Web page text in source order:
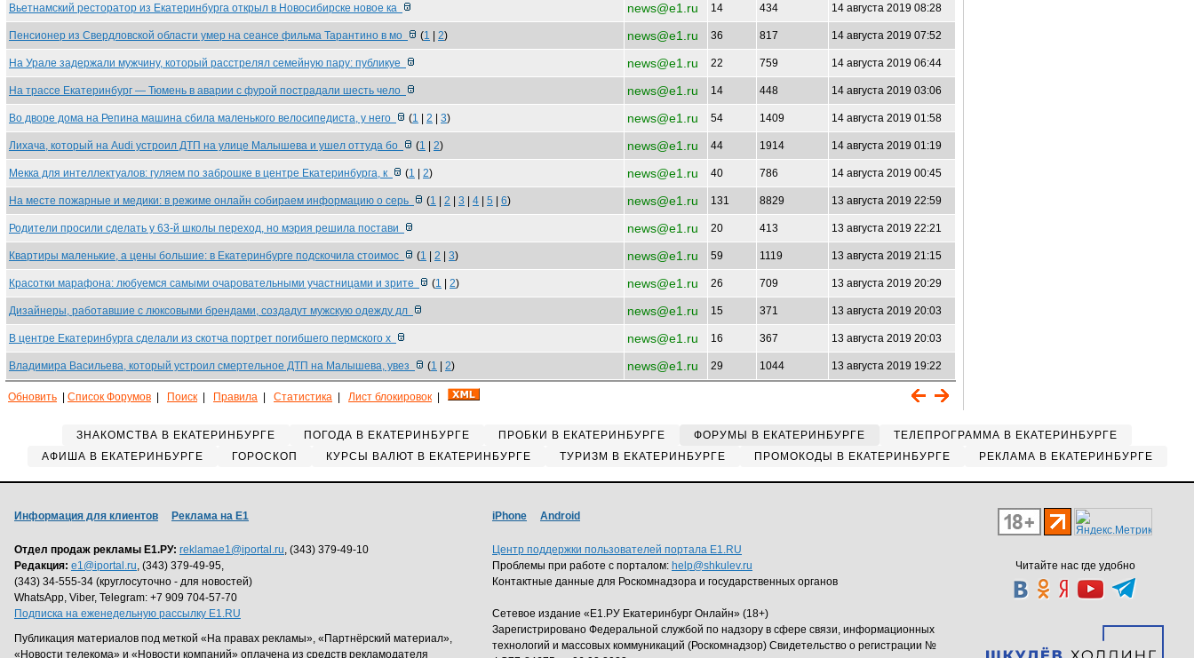
Вьетнамский ресторатор из Екатеринбурга открыл в Новосибирске новое ка news@e1.ru 14 434 14 августа 2019 08:28
Пенсионер из Свердловской области умер на сеансе фильма Тарантино в мо (1 2) news@e1.ru 36 817 14 августа 2019 07:52
На Урале задержали мужчину, который расстрелял семейную пару: публикуе news@e1.ru 22 759 14 августа 2019 06:44
На трассе Екатеринбург — Тюмень в аварии с фурой пострадали шесть чело news@e1.ru 14 448 14 августа 2019 03:06
Во дворе дома на Репина машина сбила маленького велосипедиста, у него (1 2 3) news@e1.ru 54 1409 14 августа 2019 01:58
Лихача, который на Audi устроил ДТП на улице Малышева и ушел оттуда бо (1 2) news@e1.ru 44 1914 14 августа 2019 01:19
Мекка для интеллектуалов: гуляем по заброшке в центре Екатеринбурга, к (1 2) news@e1.ru 40 786 14 августа 2019 00:45
На месте пожарные и медики: в режиме онлайн собираем информацию о серь (1 2 3 4 5 6) news@e1.ru 131 8829 13 августа 2019 22:59
Родители просили сделать у 63-й школы переход, но мэрия решила постави news@e1.ru 20 413 13 августа 2019 22:21
Квартиры маленькие, а цены большие: в Екатеринбурге подскочила стоимос (1 2 3) news@e1.ru 59 1119 13 августа 2019 21:15
Красотки марафона: любуемся самыми очаровательными участницами и зрите (1 2) news@e1.ru 26 709 13 августа 2019 20:29
Дизайнеры, работавшие с люксовыми брендами, создадут мужскую одежду дл news@e1.ru 15 371 13 августа 2019 20:03
В центре Екатеринбурга сделали из скотча портрет погибшего пермского х news@e1.ru 16 367 13 августа 2019 20:03
Владимира Васильева, который устроил смертельное ДТП на Малышева, увез (1 2) news@e1.ru 29 1044 13 августа 2019 19:22
Обновить Список Форумов Поиск Правила Статистика Лист блокировок
ЗНАКОМСТВА В ЕКАТЕРИНБУРГЕ ПОГОДА В ЕКАТЕРИНБУРГЕ ПРОБКИ В ЕКАТЕРИНБУРГЕ ФОРУМЫ В ЕКАТЕРИНБУРГЕ
ТЕЛЕПРОГРАММА В ЕКАТЕРИНБУРГЕ
АФИША В ЕКАТЕРИНБУРГЕ
ГОРОСКОП КУРСЫ ВАЛЮТ В ЕКАТЕРИНБУРГЕ ТУРИЗМ В ЕКАТЕРИНБУРГЕ ПРОМОКОДЫ В ЕКАТЕРИНБУРГЕ РЕКЛАМА В ЕКАТЕРИНБУРГЕ
Читайте нас где удобно
Информация для клиентов Реклама на Е1
Отдел продаж рекламы Е1.РУ: reklamae1@iportal.ru, (343) 379-49-10
Редакция: e1@iportal.ru, (343) 379-49-95,
(343) 34-555-34 (круглосуточно - для новостей)
WhatsApp, Viber, Telegram: +7 909 704-57-70
Подписка на еженедельную рассылку E1.RU
Публикация материалов под меткой «На правах рекламы», «Партнёрский материал»,
«Новости телекома» и «Новости компаний» оплачена из средств рекламодателя
iPhone Android
Центр поддержки пользователей портала E1.RU
Проблемы при работе с порталом: help@shkulev.ru
Контактные данные для Роскомнадзора и государственных органов
Сетевое издание «Е1.РУ Екатеринбург Онлайн» (18+)
Зарегистрировано Федеральной службой по надзору в сфере связи, информационных
технологий и массовых коммуникаций (Роскомнадзор) Свидетельство о регистрации №